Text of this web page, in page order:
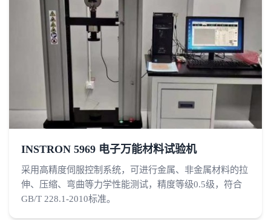
INSTRON 5969 电子万能材料试验机
采用高精度伺服控制系统，可进行金属、非金属材料的拉
伸、压缩、弯曲等力学性能测试，精度等级0.5级，符合
GB/T 228.1-2010标准。